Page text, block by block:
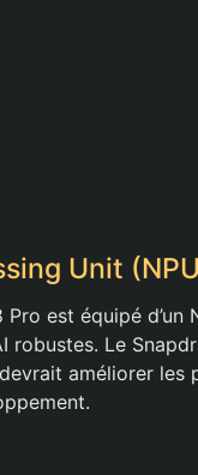
Unit
Pro est équipé
robustes. Le
améliorer les